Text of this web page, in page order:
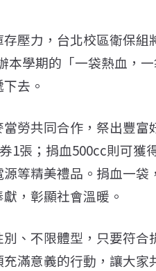
壓力，台北校區衛保組
本學期的「一袋熱血，
去。
勞共同合作，祭出豐
1張；捐血500cc則可獲
等精美禮品。捐血一
，彰顯社會溫暖。
、不限體型，只要符
滿意義的行動，讓大